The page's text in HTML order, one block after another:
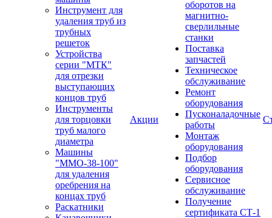
Инструмент для
удаления труб из
трубных
решеток
Устройства
серии "МТК"
для отрезки
выступающих
концов труб
Инструменты
для торцовки
труб малого
диаметра
Машины
"ММО-38-100"
для удаления
оребрения на
концах труб
Раскатники
Акции
оборотов на
магнитно-
сверлильные
станки
Поставка
запчастей
Техническое
обслуживание
Ремонт
оборудования
Пусконаладочные
работы
Монтаж
оборудования
Подбор
оборудования
Сервисное
обслуживание
Получение
сертификата СТ-1